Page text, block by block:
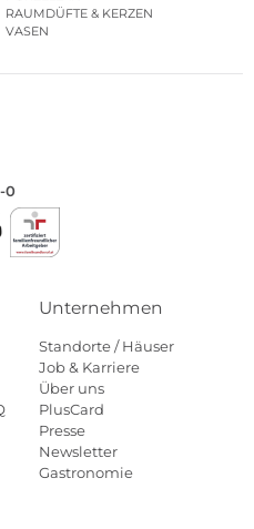
RAUMDÜFTE & KERZEN
VASEN
0
Unternehmen
Standorte / Häuser
Job & Karriere
Über uns
PlusCard
Presse
Newsletter
Gastronomie